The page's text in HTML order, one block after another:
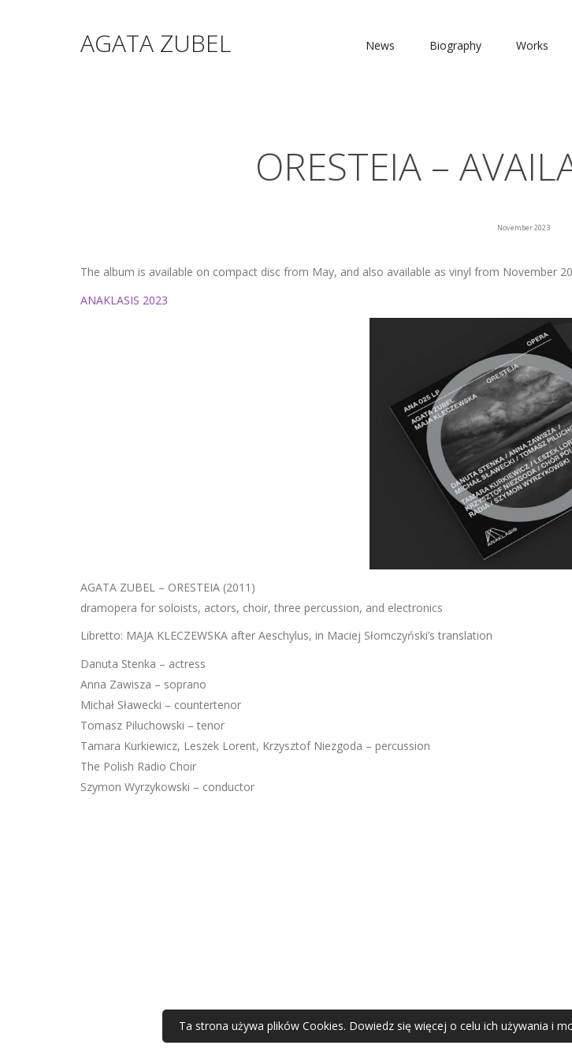
AGATA ZUBEL News Biography Works
ORESTEIA –
November 2023
The album is available on compact disc from May, and also available as vinyl from November
ANAKLASIS 2023
AGATA ZUBEL – ORESTEIA (2011)
dramopera for soloists, actors, choir, three percussion, and electronics
Libretto: MAJA KLECZEWSKA after Aeschylus, in Maciej Słomczyński’s translation
Danuta Stenka – actress
Anna Zawisza – soprano
Michał Sławecki – countertenor
Tomasz Piluchowski – tenor
Tamara Kurkiewicz, Leszek Lorent, Krzysztof Niezgoda – percussion
The Polish Radio Choir
Szymon Wyrzykowski – conductor
Agata Zubel ©
Ta strona używa plików Cookies. Dowiedz się więcej o celu ich używania i